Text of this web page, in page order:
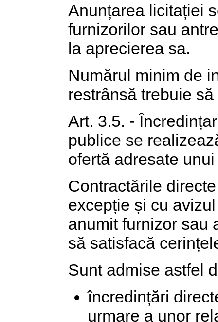
Anunțarea licitației
furnizorilor sau
la aprecierea sa.
Numărul minim de
restrânsă trebuie
Art. 3.5. -
publice se
ofertă adresate
Contractările
excepție și cu
anumit furnizor sau
să satisfacă
Sunt admise astfel
încredințări
urmare a unor